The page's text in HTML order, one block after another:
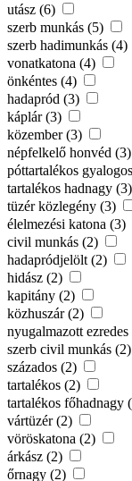
utász (6)
szerb munkás (5)
szerb hadimunkás (4)
vonatkatona (4)
önkéntes (4)
hadapród (3)
káplár (3)
közember (3)
népfelkelő honvéd (3)
póttartalékos
tartalékos hadnagy (3)
tüzér közlegény (3)
élelmezési katona (3)
civil munkás (2)
hadapródjelölt (2)
hidász (2)
kapitány (2)
közhuszár (2)
nyugalmazott ezredes
szerb civil munkás (2)
százados (2)
tartalékos (2)
tartalékos főhadnagy
vártüzér (2)
vöröskatona (2)
árkász (2)
őrnagy (2)